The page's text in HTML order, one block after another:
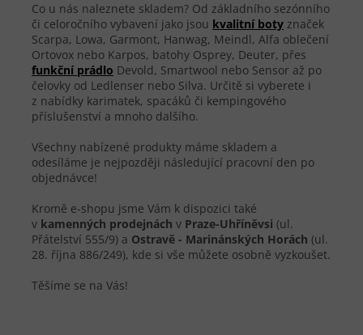
Co u nás naleznete skladem? Od základního sezónního
či celoročního vybavení jako jsou kvalitní boty značek
Scarpa, Lowa, Garmont, Hanwag, Meindl, Alfa oblečení
Ortovox nebo Karpos, batohy Osprey, Deuter, přes
funkční prádlo Devold, Smartwool nebo Sensor až po
čelovky od Ledlenser nebo Silva. Určitě si vyberete i
z nabídky karimatek, spacáků či kempingového
příslušenství a mnoho dalšího.
Všechny nabízené produkty máme skladem a
odesíláme je nejpozději následující pracovní den po
objednávce!
Kromě e-shopu jsme Vám k dispozici také
v kamenných prodejnách v Praze-Uhříněvsi (ul.
Přátelství 555/9) a Ostravě - Marinánských Horách (ul.
28. října 886/249), kde si vše můžete osobně vyzkoušet.
Těšíme se na Vás!